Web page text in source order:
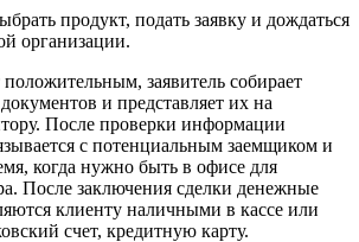
продукт, подать заявку и дождаться
организации.
заявитель собирает
и представляет их на
После проверки информации
с потенциальным заемщиком и
когда нужно быть в офисе для
После заключения сделки денежные
клиенту наличными в кассе или
счет, кредитную карту.